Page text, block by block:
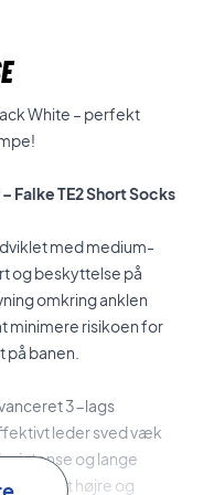
White – perfekt
Falke TE2 Short Socks
med medium-
og beskyttelse på
omkring anklen
minimere risikoen for
banen.
3-lags
leder sved væk
intense og lange
tilpasset højre og